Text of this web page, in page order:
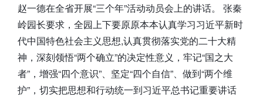
赵一德在全省开展“三个年”活动动员会上的讲话。 张秦
岭园长要求，全园上下要原原本本认真学习习近平新时
代中国特色社会主义思想,认真贯彻落实党的二十大精
神，深刻领悟“两个确立”的决定性意义，牢记“国之大
者”，增强“四个意识”、坚定“四个自信”、做到“两个维
护”，切实把思想和行动统一到习近平总书记重要讲话